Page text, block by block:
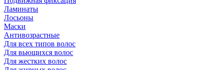
Ламинаты
Лосьоны
Маски
Антивозрастные
Для всех типов волос
Для вьющихся волос
Для жестких волос